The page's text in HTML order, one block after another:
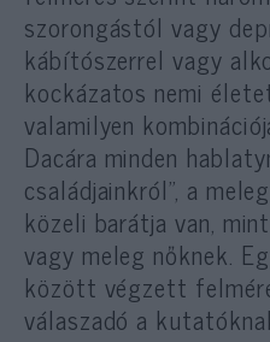
szorongástól vagy
kábítószerrel vagy
kockázatos nemi
valamilyen
Dacára minden
családjainkról”, a
közeli barátja van,
vagy meleg nőknek.
között végzett
válaszadó a